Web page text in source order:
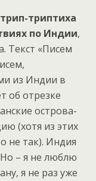
триптиха
по Индии,
Текст «Писем
из Индии в
об отрезке
острова-
(хотя из этих
не так). Индия
– я не люблю
я не раз уже